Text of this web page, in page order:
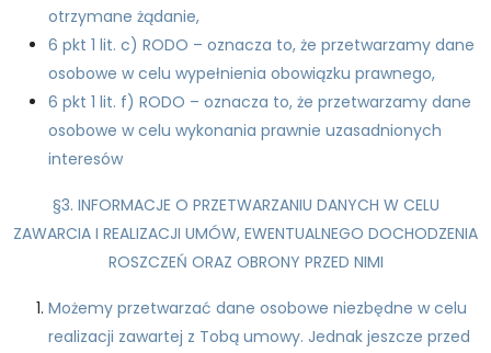
otrzymane żądanie,
6 pkt 1 lit. c) RODO – oznacza to, że przetwarzamy dane
osobowe w celu wypełnienia obowiązku prawnego,
6 pkt 1 lit. f) RODO – oznacza to, że przetwarzamy dane
osobowe w celu wykonania prawnie uzasadnionych
interesów
§3. INFORMACJE O PRZETWARZANIU DANYCH W CELU
ZAWARCIA I REALIZACJI UMÓW, EWENTUALNEGO DOCHODZENIA
ROSZCZEŃ ORAZ OBRONY PRZED NIMI
Możemy przetwarzać dane osobowe niezbędne w celu
realizacji zawartej z Tobą umowy. Jednak jeszcze przed